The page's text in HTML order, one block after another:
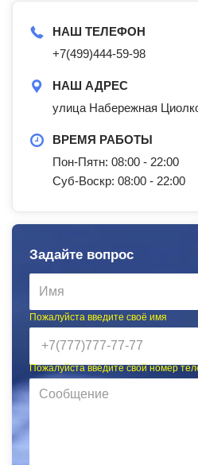
НАШ ТЕЛЕФОН
+7(499)444-59-98
НАШ АДРЕС
улица Набережная
ВРЕМЯ РАБОТЫ
Пон-Пятн: 08:00 - 22:00
Суб-Воскр: 08:00 - 22:00
Задайте вопрос
Пожалуйста введите своё имя
Пожалуйста введите свой номер